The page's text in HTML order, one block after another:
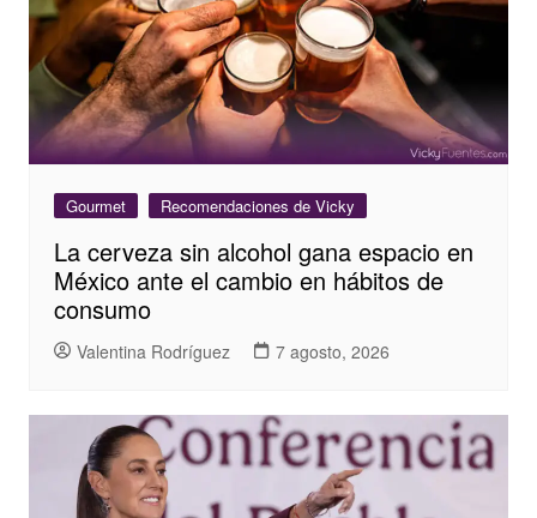
Gourmet Recomendaciones de Vicky
La cerveza sin alcohol gana espacio en
México ante el cambio en hábitos de
consumo
Valentina Rodríguez 7 agosto, 2026